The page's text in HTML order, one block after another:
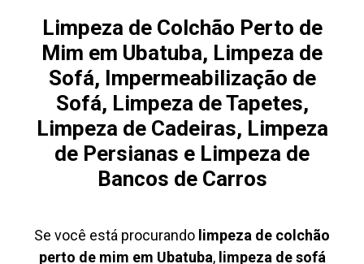
Limpeza de Colchão Perto de
Mim em Ubatuba, Limpeza de
Sofá, Impermeabilização de
Sofá, Limpeza de Tapetes,
Limpeza de Cadeiras, Limpeza
de Persianas e Limpeza de
Bancos de Carros
Se você está procurando limpeza de colchão
perto de mim em Ubatuba, limpeza de sofá